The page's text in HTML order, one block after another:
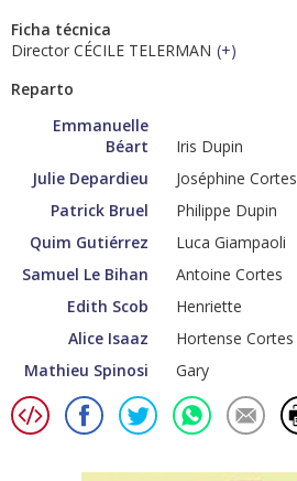
Ficha técnica
Director CÉCILE TELERMAN (+)
Reparto
Emmanuelle
Béart
Iris Dupin
Julie Depardieu
Joséphine Cortes
Patrick Bruel
Philippe Dupin
Quim Gutiérrez
Luca Giampaoli
Samuel Le Bihan
Antoine Cortes
Edith Scob
Henriette
Alice Isaaz
Hortense Cortes
Mathieu Spinosi
Gary